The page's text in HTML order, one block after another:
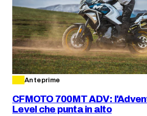
Anteprime
CFMOTO 700MT ADV:
Level che punta in alto